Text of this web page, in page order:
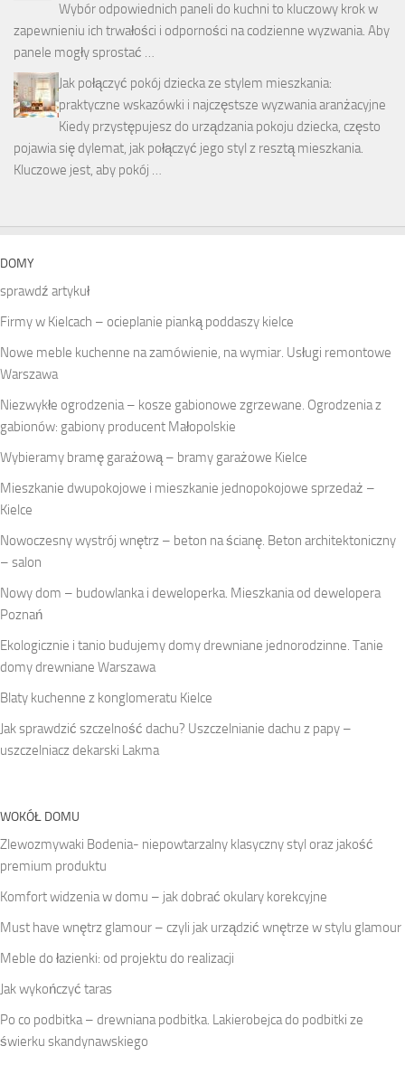
Wybór odpowiednich paneli do kuchni to kluczowy krok w
zapewnieniu ich trwałości i odporności na codzienne wyzwania. Aby
panele mogły sprostać …
Jak połączyć pokój dziecka ze stylem mieszkania:
praktyczne wskazówki i najczęstsze wyzwania aranżacyjne
Kiedy przystępujesz do urządzania pokoju dziecka, często
pojawia się dylemat, jak połączyć jego styl z resztą mieszkania.
Kluczowe jest, aby pokój …
DOMY
sprawdź artykuł
Firmy w Kielcach – ocieplanie pianką poddaszy kielce
Nowe meble kuchenne na zamówienie, na wymiar. Usługi remontowe
Warszawa
Niezwykłe ogrodzenia – kosze gabionowe zgrzewane. Ogrodzenia z
gabionów: gabiony producent Małopolskie
Wybieramy bramę garażową – bramy garażowe Kielce
Mieszkanie dwupokojowe i mieszkanie jednopokojowe sprzedaż –
Kielce
Nowoczesny wystrój wnętrz – beton na ścianę. Beton architektoniczny
– salon
Nowy dom – budowlanka i deweloperka. Mieszkania od dewelopera
Poznań
Ekologicznie i tanio budujemy domy drewniane jednorodzinne. Tanie
domy drewniane Warszawa
Blaty kuchenne z konglomeratu Kielce
Jak sprawdzić szczelność dachu? Uszczelnianie dachu z papy –
uszczelniacz dekarski Lakma
WOKÓŁ DOMU
Zlewozmywaki Bodenia- niepowtarzalny klasyczny styl oraz jakość
premium produktu
Komfort widzenia w domu – jak dobrać okulary korekcyjne
Must have wnętrz glamour – czyli jak urządzić wnętrze w stylu glamour
Meble do łazienki: od projektu do realizacji
Jak wykończyć taras
Po co podbitka – drewniana podbitka. Lakierobejca do podbitki ze
świerku skandynawskiego